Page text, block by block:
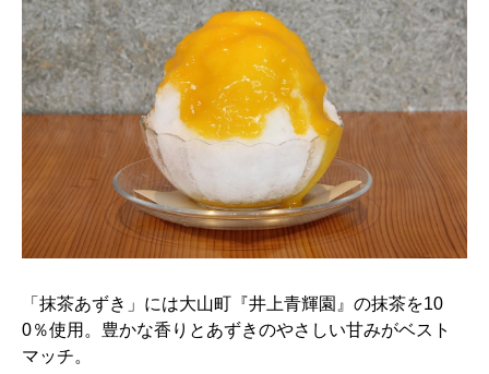
「抹茶あずき」には大山町『井上青輝園』の抹茶を10
0％使用。豊かな香りとあずきのやさしい甘みがベスト
マッチ。